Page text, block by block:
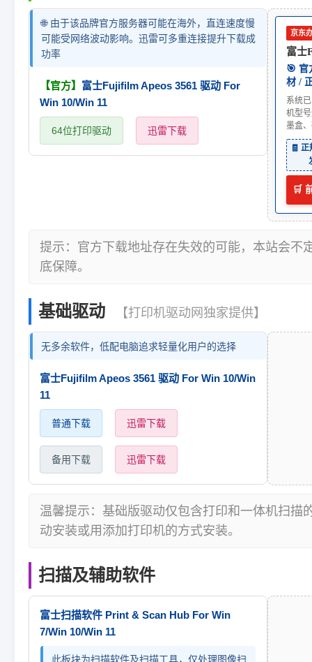
🌐 由于该品牌官方服务器可能在海外，直连速度慢
可能受网络波动影响。迅雷可多重连接提升下载成
功率
【官方】 富士Fujifilm Apeos 3561 驱动 For
Win 10/Win 11
64位打印驱动 迅雷下载
京东
富士
🎯 官
材 /
系统
机型
墨盒
🧾
🛒
提示：官方下载地址存在失效的可能，本站会不
底保障。
基础驱动 【打印机驱动网独家提供】
无多余软件，低配电脑追求轻量化用户的选择
富士Fujifilm Apeos 3561 驱动 For Win 10/Win
11
普通下载 迅雷下载
备用下载 迅雷下载
温馨提示：基础版驱动仅包含打印和一体机扫描
动安装或用添加打印机的方式安装。
扫描及辅助软件
富士扫描软件 Print & Scan Hub For Win
7/Win 10/Win 11
此板块为扫描软件及扫描工具，仅处理图像扫